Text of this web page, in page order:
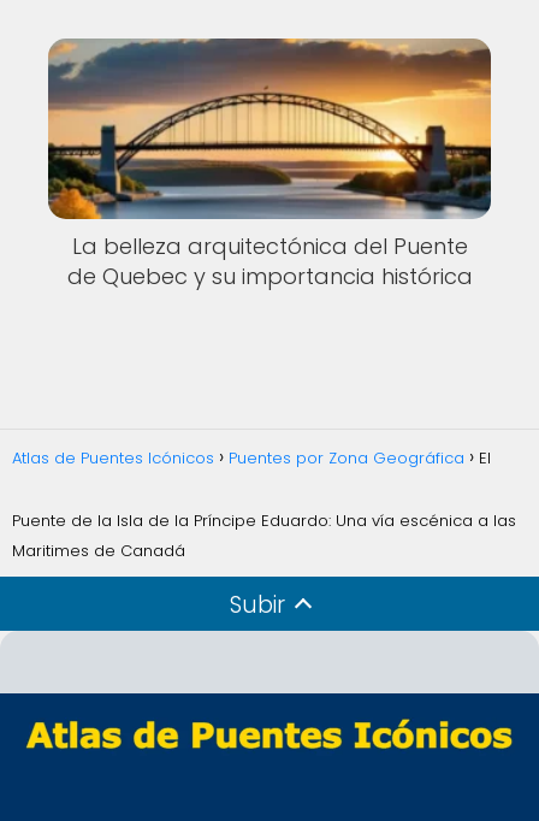
La belleza arquitectónica del Puente
de Quebec y su importancia histórica
Atlas de Puentes Icónicos Puentes por Zona Geográfica El
Puente de la Isla de la Príncipe Eduardo: Una vía escénica a las
Maritimes de Canadá
Subir